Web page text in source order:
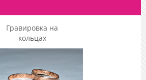
Гравировка на
кольцах